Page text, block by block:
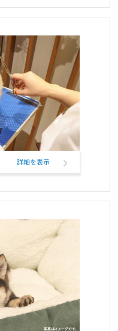
せ
ド取扱い開始と価格改
ーアルのお知らせ
詳細を表示